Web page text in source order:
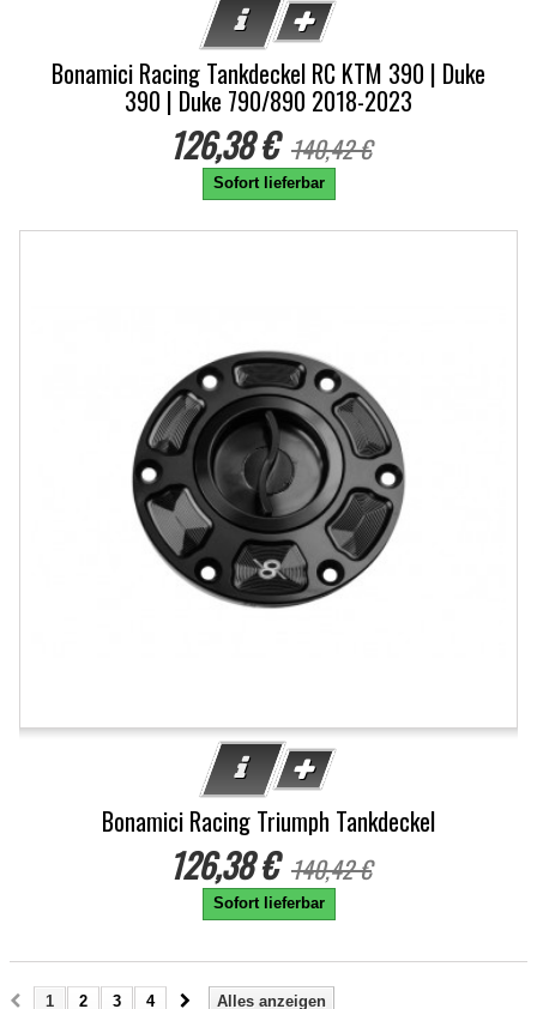
Bonamici Racing Tankdeckel RC KTM 390 | Duke
390 | Duke 790/890 2018-2023
126,38 € 140,42 €
Sofort lieferbar
Bonamici Racing Triumph Tankdeckel
126,38 € 140,42 €
Sofort lieferbar
Alles anzeigen
1 2 3 4